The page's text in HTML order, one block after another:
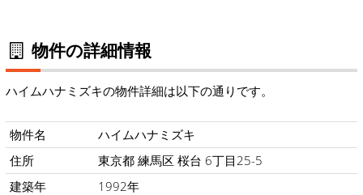
物件の詳細情報
ハイムハナミズキの物件詳細は以下の通りです。
物件名
ハイムハナミズキ
住所
東京都 練馬区 桜台 6丁目25-5
建築年
1992年